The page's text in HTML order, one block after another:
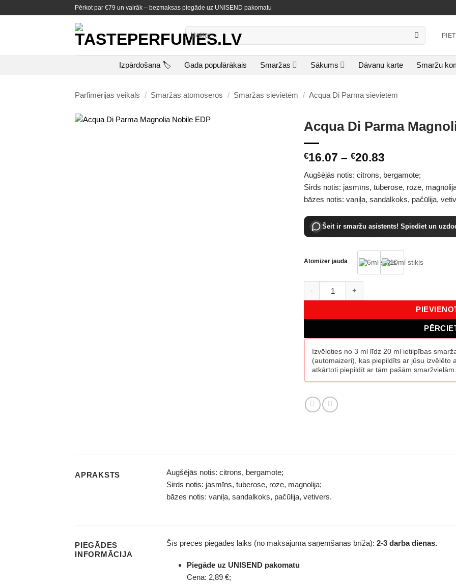
to
Pērkot par €79 un vairāk – bezmaksas piegāde uz UNISEND pakomatu
Izpārdošana 🏷️ Gada populārākais Smaržas Sākums Dāvanu karte Smaržu
Parfimērijas veikals / Smaržas atomoseros / Smaržas sievietēm / Acqua Di Parma sievietēm
Acqua Di Parma
€16.07 – €20.83
€16.07
through
€20.83
Augšējās notis: citrons, bergamote;
Sirds notis: jasmīns, tuberose, roze,
bāzes notis: vaniļa, sandalkoks, pačūlija,
Šeit ir smaržu asistents! Spiediet un
Atomizer jauda
Izvēloties no 3 ml līdz 20 ml ietilpības
(automaizeri), kas piepildīts ar jūsu izvēlēto
atkārtoti piepildīt ar tām pašām smaržvielām.
APRAKSTS
Augšējās notis: citrons, bergamote;
Sirds notis: jasmīns, tuberose, roze, magnolija;
bāzes notis: vaniļa, sandalkoks, pačūlija, vetivers.
PIEGĀDES
INFORMĀCIJA
Šīs preces piegādes laiks (no maksājuma saņemšanas brīža): 2-3 darba dienas.
Piegāde uz UNISEND pakomatu
Cena: 2,89 €;